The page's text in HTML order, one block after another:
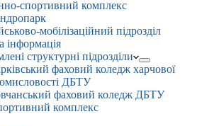
спортивний комплекс
мобілізаційний підрозділ
інформація
структурні підрозділи
фаховий коледж харчової
ДБТУ
фаховий коледж ДБТУ
комплекс